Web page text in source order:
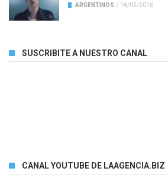
ARGENTINOS / 16/02/2016
SUSCRIBITE A NUESTRO CANAL
CANAL YOUTUBE DE LAAGENCIA.BIZ